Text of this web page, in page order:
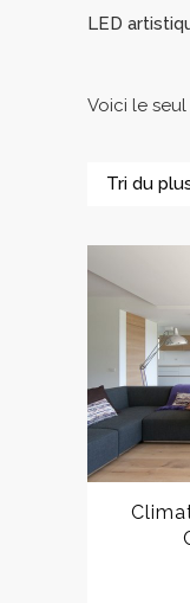
LED
Voici le